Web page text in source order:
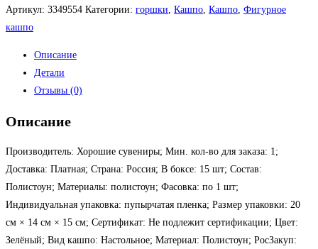
Артикул: 3349554 Категории: горшки, Кашпо, Кашпо, Фигурное
кашпо
Описание
Детали
Отзывы (0)
Описание
Производитель: Хорошие сувениры; Мин. кол-во для заказа: 1;
Доставка: Платная; Страна: Россия; В боксе: 15 шт; Состав:
Полистоун; Материалы: полистоун; Фасовка: по 1 шт;
Индивидуальная упаковка: пупырчатая пленка; Размер упаковки: 20
см × 14 см × 15 см; Сертификат: Не подлежит сертификации; Цвет:
Зелёный; Вид кашпо: Настольное; Материал: Полистоун; РосЗакуп: